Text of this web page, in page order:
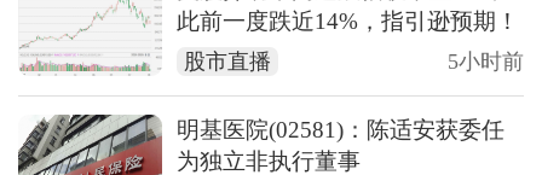
此前一度跌近14%，指引逊预期！
股市直播 5小时前
明基医院(02581)：陈适安获委任
为独立非执行董事